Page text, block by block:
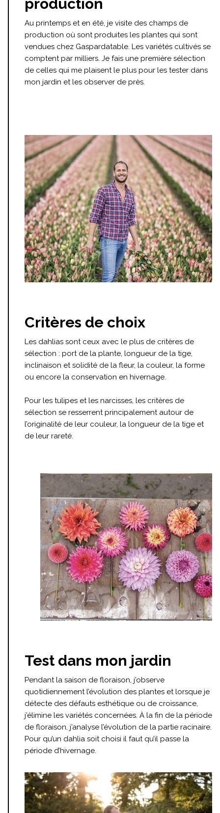
production
Au printemps et en été, je visite des champs de
production où sont produites les plantes qui sont
vendues chez Gaspardatable. Les variétés cultivés se
comptent par milliers. Je fais une première sélection
de celles qui me plaisent le plus pour les tester dans
mon jardin et les observer de près.
Critères de choix
Les dahlias sont ceux avec le plus de critères de
sélection : port de la plante, longueur de la tige,
inclinaison et solidité de la fleur, la couleur, la forme
ou encore la conservation en hivernage.
Pour les tulipes et les narcisses, les critères de
sélection se resserrent principalement autour de
l’originalité de leur couleur, la longueur de la tige et
de leur rareté.
Test dans mon jardin
Pendant la saison de floraison, j’observe
quotidiennement l’évolution des plantes et lorsque je
détecte des défauts esthétique ou de croissance,
j’élimine les variétés concernées. À la fin de la période
de floraison, j’analyse l’évolution de la partie racinaire.
Pour qu’un dahlia soit choisi il faut qu’il passe la
période d’hivernage.